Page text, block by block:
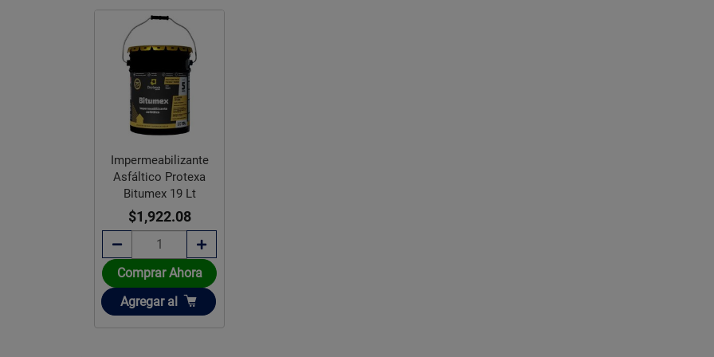
Impermeabilizante
Asfáltico Protexa
Bitumex 19 Lt
$1,922.08
Comprar Ahora
Añadir
Agregar al